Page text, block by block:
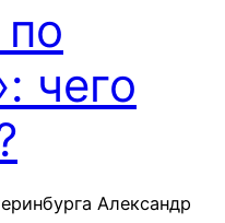
чего
Александр